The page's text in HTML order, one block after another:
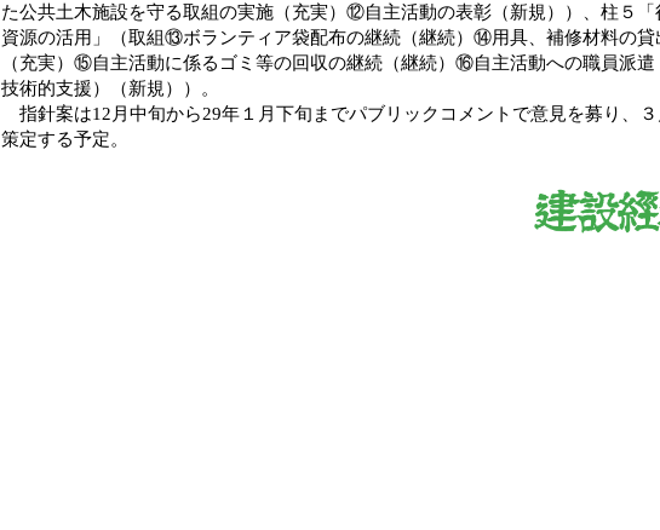
た公共土木施設を守る取組の実施（充実）⑫自主活動の表彰（新規））、柱５「
資源の活用」（取組⑬ボランティア袋配布の継続（継続）⑭用具、補修材料の貸
（充実）⑮自主活動に係るゴミ等の回収の継続（継続）⑯自主活動への職員派遣
技術的支援）（新規））。
指針案は12月中旬から29年１月下旬までパブリックコメントで意見を募り、
策定する予定。